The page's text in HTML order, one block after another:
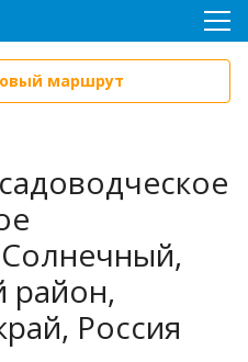
маршрут
район,
Россия